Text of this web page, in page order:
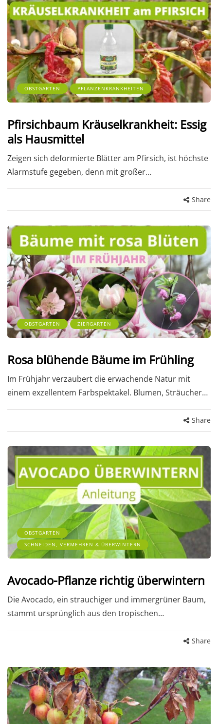
OBSTGARTEN PFLANZENKRANKHEITEN
Pfirsichbaum Kräuselkrankheit: Essig
als Hausmittel
Zeigen sich deformierte Blätter am Pfirsich, ist höchste
Alarmstufe gegeben, denn mit großer…
Share
OBSTGARTEN ZIERGARTEN
Rosa blühende Bäume im Frühling
Im Frühjahr verzaubert die erwachende Natur mit
einem exzellentem Farbspektakel. Blumen, Sträucher…
Share
OBSTGARTEN
SCHNEIDEN, VERMEHREN & ÜBERWINTERN
Avocado-Pflanze richtig überwintern
Die Avocado, ein strauchiger und immergrüner Baum,
stammt ursprünglich aus den tropischen…
Share